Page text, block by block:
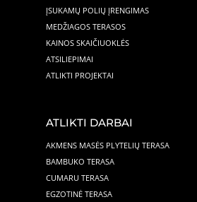
ĮSUKAMŲ POLIŲ ĮRENGIMAS
MEDŽIAGOS TERASOS
KAINOS SKAIČIUOKLĖS
ATSILIEPIMAI
ATLIKTI PROJEKTAI
ATLIKTI DARBAI
AKMENS MASĖS PLYTELIŲ TERASA
BAMBUKO TERASA
CUMARU TERASA
EGZOTINĖ TERASA